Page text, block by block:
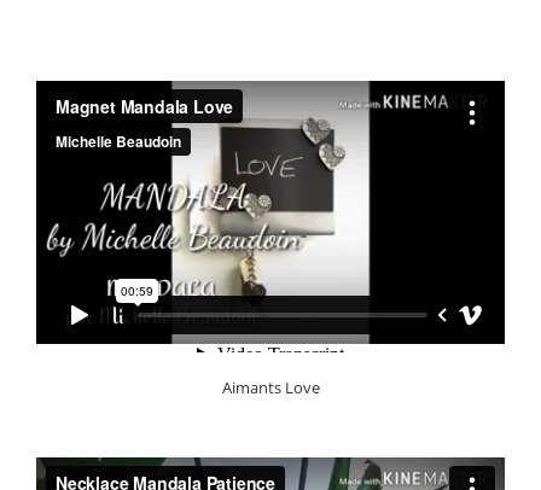
Aimants Love